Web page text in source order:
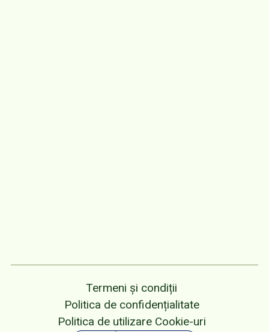
Termeni și condiții
Politica de confidențialitate
Politica de utilizare Cookie-uri